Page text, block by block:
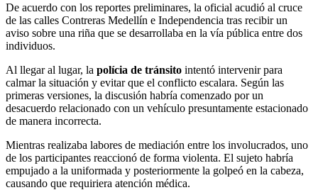
De acuerdo con los reportes preliminares, la oficial acudió al cruce
de las calles Contreras Medellín e Independencia tras recibir un
aviso sobre una riña que se desarrollaba en la vía pública entre dos
individuos.
Al llegar al lugar, la polícia de tránsito intentó intervenir para
calmar la situación y evitar que el conflicto escalara. Según las
primeras versiones, la discusión habría comenzado por un
desacuerdo relacionado con un vehículo presuntamente estacionado
de manera incorrecta.
Mientras realizaba labores de mediación entre los involucrados, uno
de los participantes reaccionó de forma violenta. El sujeto habría
empujado a la uniformada y posteriormente la golpeó en la cabeza,
causando que requiriera atención médica.